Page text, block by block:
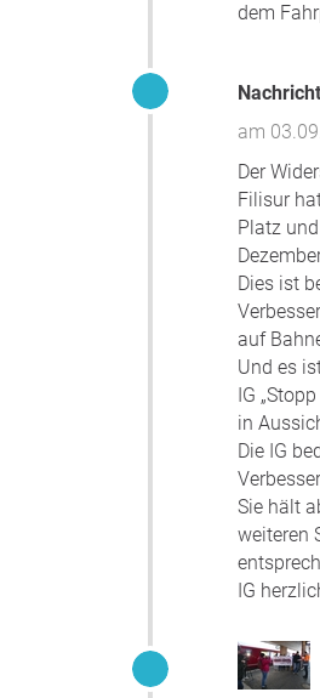
dem
am
Der
Filisur
Platz
Dies ist
auf
Und es
IG
in
Die IG
Sie hält
weiteren
IG